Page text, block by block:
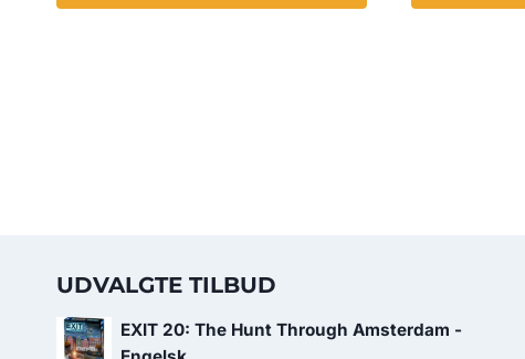
UDVALGTE TILBUD
EXIT 20: The Hunt Through Amsterdam -